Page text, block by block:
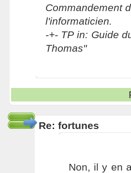
Commandement
l'informaticien.
-+- TP in: Guide
Thomas"
Re: fortunes
Non, il y en